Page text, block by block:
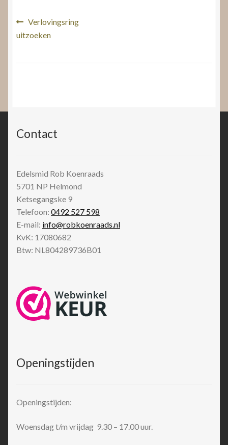
Bericht
navigatie
Vorig
bericht:
Verlovingsring
uitzoeken
Contact
Edelsmid Rob Koenraads
5701 NP Helmond
Ketsegangske 9
Telefoon: 0492 527 598
E-mail: info@robkoenraads.nl
KvK: 17080682
Btw: NL804289736B01
Openingstijden
Openingstijden:
Woensdag t/m vrijdag 9.30 – 17.00 uur.